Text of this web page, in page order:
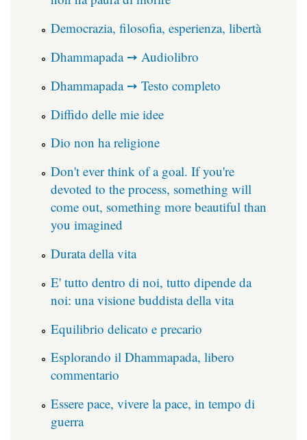
Democrazia, filosofia, esperienza, libertà
Dhammapada ➙ Audiolibro
Dhammapada ➙ Testo completo
Diffido delle mie idee
Dio non ha religione
Don't ever think of a goal. If you're
devoted to the process, something will
come out, something more beautiful than
you imagined
Durata della vita
E' tutto dentro di noi, tutto dipende da
noi: una visione buddista della vita
Equilibrio delicato e precario
Esplorando il Dhammapada, libero
commentario
Essere pace, vivere la pace, in tempo di
guerra